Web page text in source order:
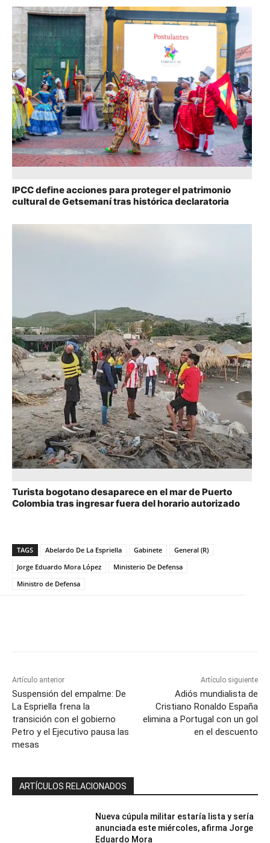
IPCC define acciones para proteger el patrimonio
cultural de Getsemaní tras histórica declaratoria
Turista bogotano desaparece en el mar de Puerto
Colombia tras ingresar fuera del horario autorizado
TAGS Abelardo De La Espriella Gabinete
General (R)
Jorge Eduardo Mora López
Ministerio De Defensa
Ministro de Defensa
Artículo anterior
Suspensión del empalme: De
La Espriella frena la
transición con el gobierno
Petro y el Ejecutivo pausa las
mesas
Artículo siguiente
Adiós mundialista de
Cristiano Ronaldo España
elimina a Portugal con un gol
en el descuento
ARTÍCULOS RELACIONADOS
Nueva cúpula militar estaría lista y sería
anunciada este miércoles, afirma Jorge
Eduardo Mora